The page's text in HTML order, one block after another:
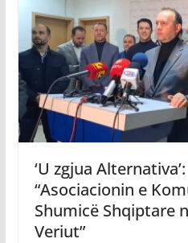
‘U zgjua
“Asociacionin e
Shumicë Shqiptare
Veriut”